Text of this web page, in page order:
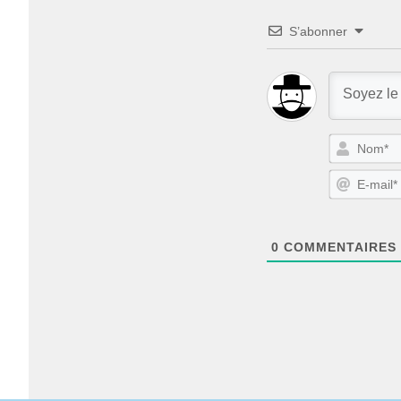
S’abonner
0 COMMENTAIRES